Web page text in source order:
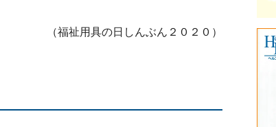
（福祉用具の日しんぶん２０２０）